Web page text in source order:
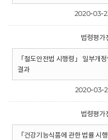
2020-03-
법령평가
「철도안전법 시행령」 일부개
결과
2020-03-
법령평가
「건강기능식품에 관한 법률 시